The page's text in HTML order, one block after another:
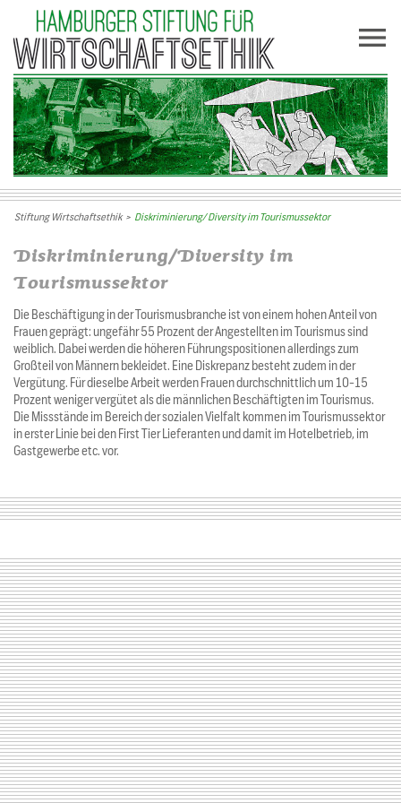
Stiftung Wirtschaftsethik> Diskriminierung/ Diversity im Tourismussektor
Diskriminierung/Diversity im
Tourismussektor
Die Beschäftigung in der Tourismusbranche ist von einem hohen Anteil von
Frauen geprägt: ungefähr 55 Prozent der Angestellten im Tourismus sind
weiblich. Dabei werden die höheren Führungspositionen allerdings zum
Großteil von Männern bekleidet. Eine Diskrepanz besteht zudem in der
Vergütung. Für dieselbe Arbeit werden Frauen durchschnittlich um 10-15
Prozent weniger vergütet als die männlichen Beschäftigten im Tourismus.
Die Missstände im Bereich der sozialen Vielfalt kommen im Tourismussektor
in erster Linie bei den First Tier Lieferanten und damit im Hotelbetrieb, im
Gastgewerbe etc. vor.